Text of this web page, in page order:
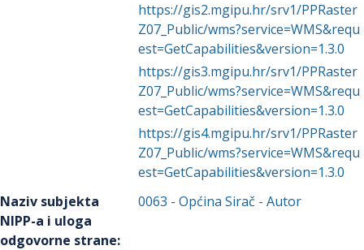
https://gis2.mgipu.hr/srv1/PPRaster
Z07_Public/wms?service=WMS&requ
est=GetCapabilities&version=1.3.0
https://gis3.mgipu.hr/srv1/PPRaster
Z07_Public/wms?service=WMS&requ
est=GetCapabilities&version=1.3.0
https://gis4.mgipu.hr/srv1/PPRaster
Z07_Public/wms?service=WMS&requ
est=GetCapabilities&version=1.3.0
Naziv subjekta
NIPP-a i uloga
odgovorne strane:
0063 -Općina Sirač - Autor